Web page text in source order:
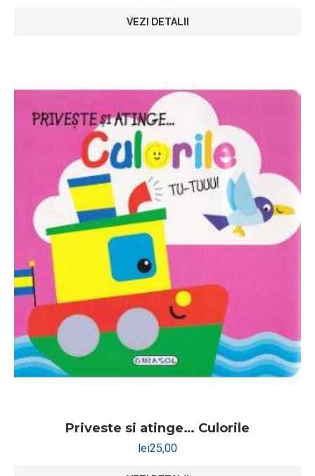
VEZI DETALII
Priveste si atinge… Culorile
lei25,00